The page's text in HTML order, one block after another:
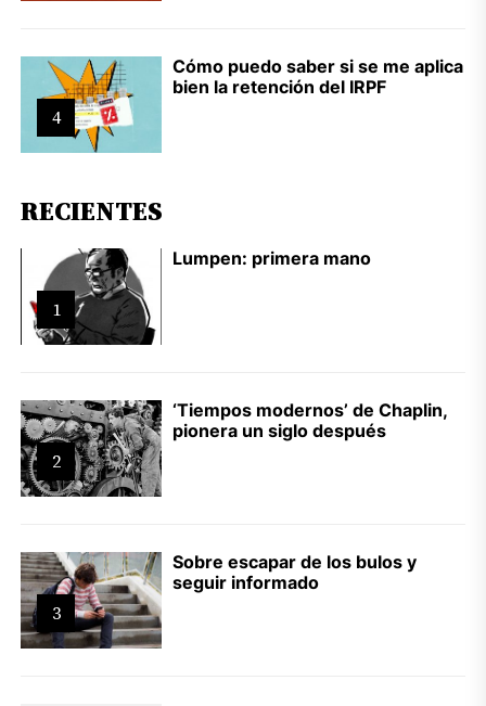
4
Cómo puedo saber si se me aplica
bien la retención del IRPF
RECIENTES
1
Lumpen: primera mano
2
‘Tiempos modernos’ de Chaplin,
pionera un siglo después
3
Sobre escapar de los bulos y
seguir informado